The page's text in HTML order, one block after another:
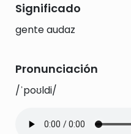
Significado
gente audaz
Pronunciación
/ˈpoʊldi/